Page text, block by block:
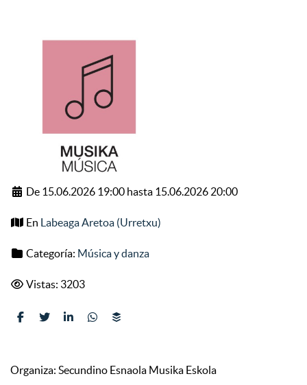
De 15.06.2026 19:00 hasta 15.06.2026 20:00
En Labeaga Aretoa (Urretxu)
Categoría: Música y danza
Vistas: 3203
Organiza: Secundino Esnaola Musika Eskola